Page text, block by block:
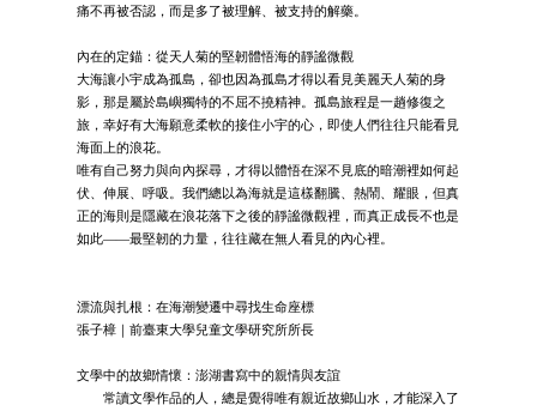
痛不再被否認，而是多了被理解、被支持的解藥。
內在的定錨：從天人菊的堅韌體悟海的靜謐微觀
大海讓小宇成為孤島，卻也因為孤島才得以看見美麗天人菊的身
影，那是屬於島嶼獨特的不屈不撓精神。孤島旅程是一趟修復之
旅，幸好有大海願意柔軟的接住小宇的心，即使人們往往只能看見
海面上的浪花。
唯有自己努力與向內探尋，才得以體悟在深不見底的暗潮裡如何起
伏、伸展、呼吸。我們總以為海就是這樣翻騰、熱鬧、耀眼，但真
正的海則是隱藏在浪花落下之後的靜謐微觀裡，而真正成長不也是
如此——最堅韌的力量，往往藏在無人看見的內心裡。
漂流與扎根：在海潮變遷中尋找生命座標
張子樟｜前臺東大學兒童文學研究所所長
文學中的故鄉情懷：澎湖書寫中的親情與友誼
常讀文學作品的人，總是覺得唯有親近故鄉山水，才能深入了